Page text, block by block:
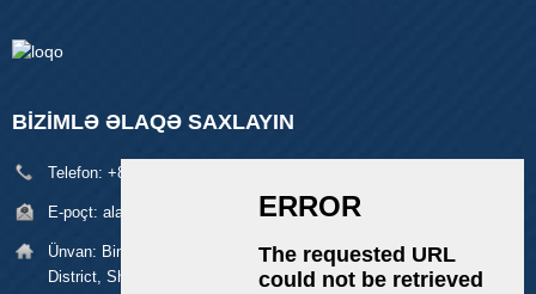
BIZIMLƏ ƏLAQƏ SAXLAYIN
Telefon: +86 18929329313
E-poçt: alan@pftworld.com
Ünvan: Bina 49, Fumin Sənaye Parkı, Pinghu Village, Longgang
District, Shenzhen Zip: 518111